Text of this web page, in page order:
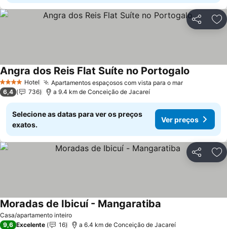
Partilhar
4 EstrelasHotel Apartamentos espaçosos com vista para o mar
Angra dos Reis Flat Suíte no Portogalo
6,4 736 a 9.4 km de Conceição de Jacareí
Selecione as datas para ver os preços
exatos.
Ver preços
Partilhar
Casa/apartamento inteiro
Moradas de Ibicuí - Mangaratiba
9,6 Excelente 16 a 6.4 km de Conceição de Jacareí